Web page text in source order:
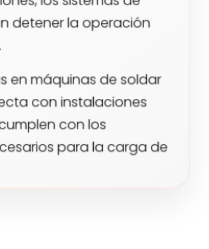
detener la operación
con instalaciones
con los
para la carga de